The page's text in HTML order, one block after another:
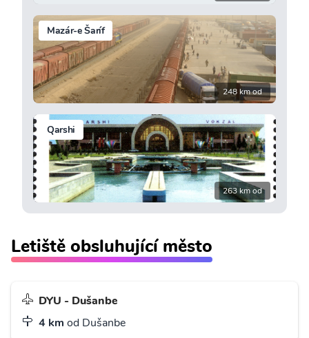
Mazár-e Šaríf
248 km od
Qarshi
263 km od
Letiště obsluhující město
DYU - Dušanbe
4 km od Dušanbe